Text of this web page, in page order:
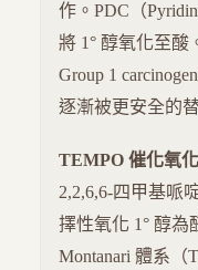
作。PDC（
將 1° 醇氧化至
Group 1
逐漸被更安全的
TEMPO 催化氧
2,2,6,6-四甲基哌
擇性氧化 1° 醇為
Montanari 體系（